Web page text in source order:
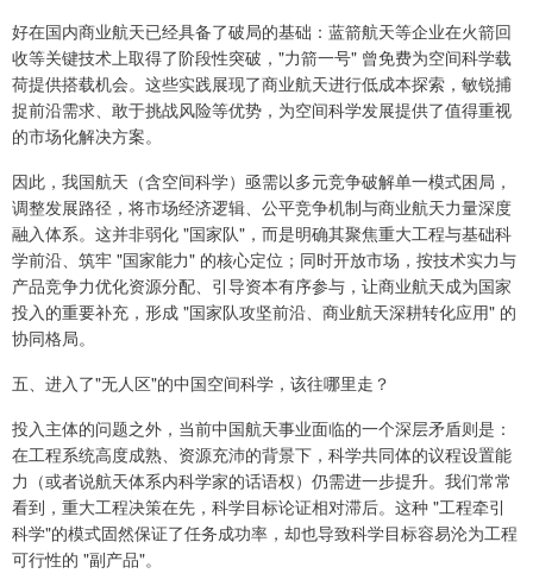
好在国内商业航天已经具备了破局的基础：蓝箭航天等企业在火箭回
收等关键技术上取得了阶段性突破，"力箭一号" 曾免费为空间科学载
荷提供搭载机会。这些实践展现了商业航天进行低成本探索，敏锐捕
捉前沿需求、敢于挑战风险等优势，为空间科学发展提供了值得重视
的市场化解决方案。
因此，我国航天（含空间科学）亟需以多元竞争破解单一模式困局，
调整发展路径，将市场经济逻辑、公平竞争机制与商业航天力量深度
融入体系。这并非弱化 "国家队"，而是明确其聚焦重大工程与基础科
学前沿、筑牢 "国家能力" 的核心定位；同时开放市场，按技术实力与
产品竞争力优化资源分配、引导资本有序参与，让商业航天成为国家
投入的重要补充，形成 "国家队攻坚前沿、商业航天深耕转化应用" 的
协同格局。
五、进入了"无人区"的中国空间科学，该往哪里走？
投入主体的问题之外，当前中国航天事业面临的一个深层矛盾则是：
在工程系统高度成熟、资源充沛的背景下，科学共同体的议程设置能
力（或者说航天体系内科学家的话语权）仍需进一步提升。我们常常
看到，重大工程决策在先，科学目标论证相对滞后。这种 "工程牵引
科学"的模式固然保证了任务成功率，却也导致科学目标容易沦为工程
可行性的 "副产品"。